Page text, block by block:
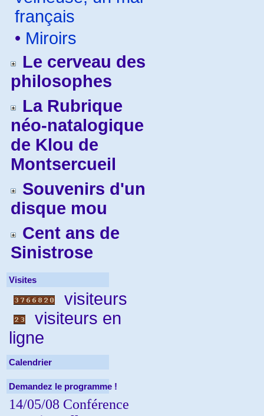
français
• Miroirs
Le cerveau des
philosophes
La Rubrique
néo-natalogique
de Klou de
Montsercueil
Souvenirs d'un
disque mou
Cent ans de
Sinistrose
Visites
visiteurs
visiteurs en
ligne
Calendrier
Demandez le programme !
14/05/08 Conférence